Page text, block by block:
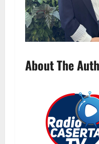
About The